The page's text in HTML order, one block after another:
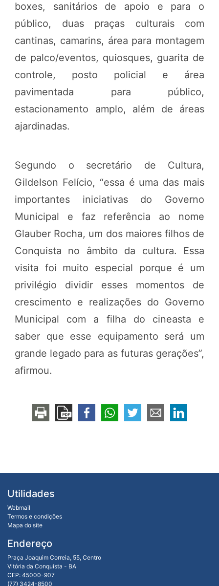
boxes, sanitários de apoio e para o
público, duas praças culturais com
cantinas, camarins, área para montagem
de palco/eventos, quiosques, guarita de
controle, posto policial e área
pavimentada para público,
estacionamento amplo, além de áreas
ajardinadas.
Segundo o secretário de Cultura,
Gildelson Felício, “essa é uma das mais
importantes iniciativas do Governo
Municipal e faz referência ao nome
Glauber Rocha, um dos maiores filhos de
Conquista no âmbito da cultura. Essa
visita foi muito especial porque é um
privilégio dividir esses momentos de
crescimento e realizações do Governo
Municipal com a filha do cineasta e
saber que esse equipamento será um
grande legado para as futuras gerações”,
afirmou.
Utilidades
Webmail
Termos e condições
Mapa do site
Endereço
Praça Joaquim Correia, 55, Centro
Vitória da Conquista - BA
CEP: 45000-907
(77) 3424-8500